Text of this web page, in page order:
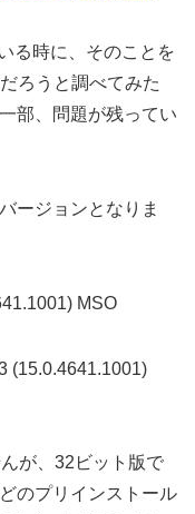
る時に、そのことを
ろうと調べてみた
部、問題が残ってい
ージョンとなりま
MSO
(15.0.4641.1001)
が、32ビット版で
のプリインストール